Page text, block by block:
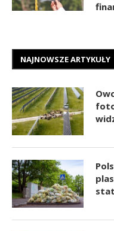
NAJNOWSZE ARTYKUŁY